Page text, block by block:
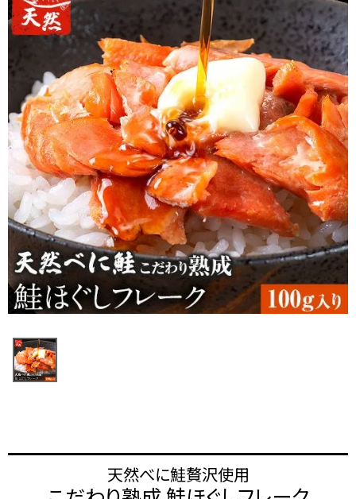
天然べに鮭贅沢使用